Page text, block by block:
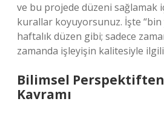
ve bu projede düzeni sağlamak
kurallar koyuyorsunuz. İşte “bin
haftalık düzen gibi; sadece
zamanda işleyişin kalitesiyle
Bilimsel
Kavramı